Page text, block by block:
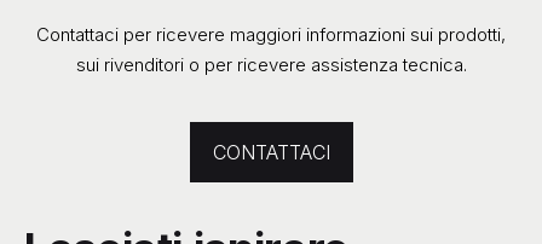
Contattaci per ricevere maggiori informazioni sui prodotti,
sui rivenditori o per ricevere assistenza tecnica.
CONTATTACI